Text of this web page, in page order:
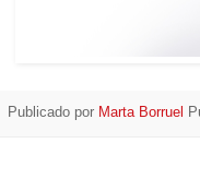
Publicado por Marta Borruel